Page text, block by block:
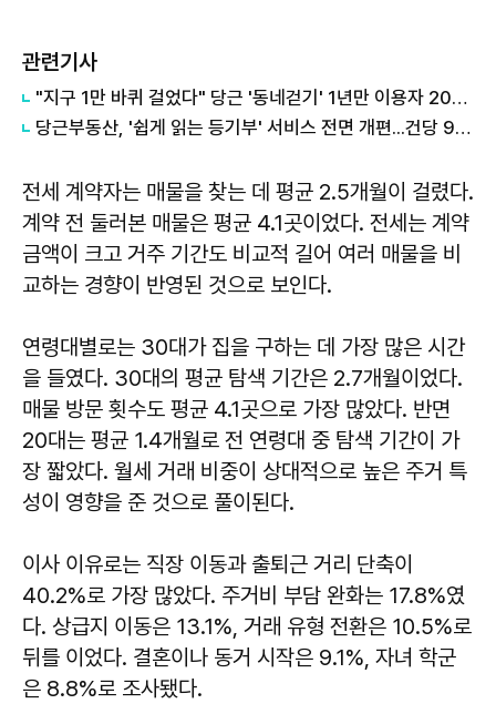
관련기사
"지구 1만 바퀴 걸었다" 당근 '동네걷기' 1년만 이용자 200만명 달성
당근부동산, '쉽게 읽는 등기부' 서비스 전면 개편...건당 990원
전세 계약자는 매물을 찾는 데 평균 2.5개월이 걸렸다.
계약 전 둘러본 매물은 평균 4.1곳이었다. 전세는 계약
금액이 크고 거주 기간도 비교적 길어 여러 매물을 비
교하는 경향이 반영된 것으로 보인다.
연령대별로는 30대가 집을 구하는 데 가장 많은 시간
을 들였다. 30대의 평균 탐색 기간은 2.7개월이었다.
매물 방문 횟수도 평균 4.1곳으로 가장 많았다. 반면
20대는 평균 1.4개월로 전 연령대 중 탐색 기간이 가
장 짧았다. 월세 거래 비중이 상대적으로 높은 주거 특
성이 영향을 준 것으로 풀이된다.
이사 이유로는 직장 이동과 출퇴근 거리 단축이
40.2%로 가장 많았다. 주거비 부담 완화는 17.8%였
다. 상급지 이동은 13.1%, 거래 유형 전환은 10.5%로
뒤를 이었다. 결혼이나 동거 시작은 9.1%, 자녀 학군
은 8.8%로 조사됐다.